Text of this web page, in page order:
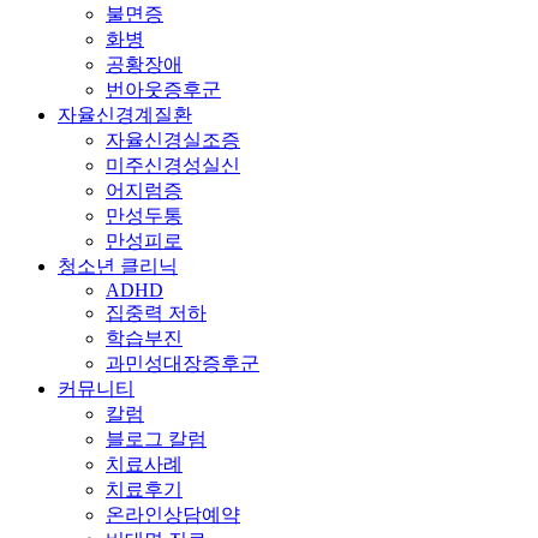
불면증
화병
공황장애
번아웃증후군
자율신경계질환
자율신경실조증
미주신경성실신
어지럼증
만성두통
만성피로
청소년 클리닉
ADHD
집중력 저하
학습부진
과민성대장증후군
커뮤니티
칼럼
블로그 칼럼
치료사례
치료후기
온라인상담예약